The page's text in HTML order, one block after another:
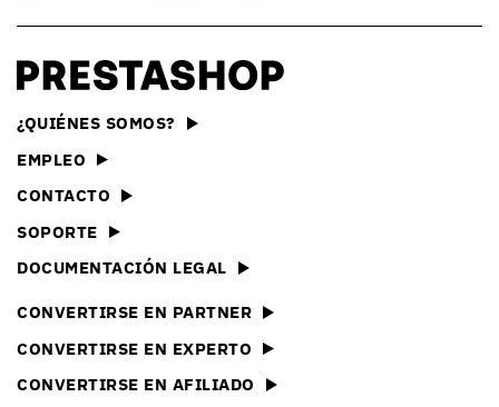
¿QUIÉNES SOMOS?
EMPLEO
CONTACTO
SOPORTE
DOCUMENTACIÓN LEGAL
CONVERTIRSE EN PARTNER
CONVERTIRSE EN EXPERTO
CONVERTIRSE EN AFILIADO